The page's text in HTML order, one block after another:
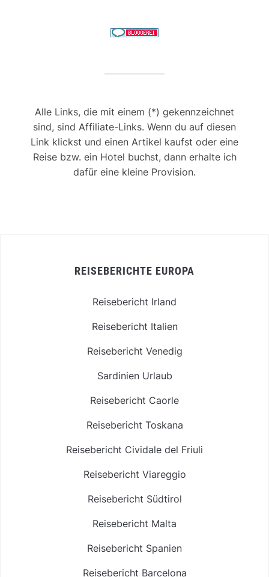
Alle Links, die mit einem (*) gekennzeichnet
sind, sind Affiliate-Links. Wenn du auf diesen
Link klickst und einen Artikel kaufst oder eine
Reise bzw. ein Hotel buchst, dann erhalte ich
dafür eine kleine Provision.
REISEBERICHTE EUROPA
Reisebericht Irland
Reisebericht Italien
Reisebericht Venedig
Sardinien Urlaub
Reisebericht Caorle
Reisebericht Toskana
Reisebericht Cividale del Friuli
Reisebericht Viareggio
Reisebericht Südtirol
Reisebericht Malta
Reisebericht Spanien
Reisebericht Barcelona